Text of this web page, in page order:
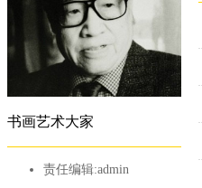
书画艺术大家
责任编辑:admin